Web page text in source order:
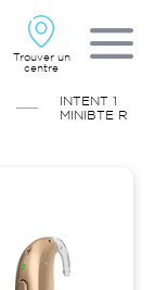
Trouver un
centre
INTENT 1
MINIBTE R